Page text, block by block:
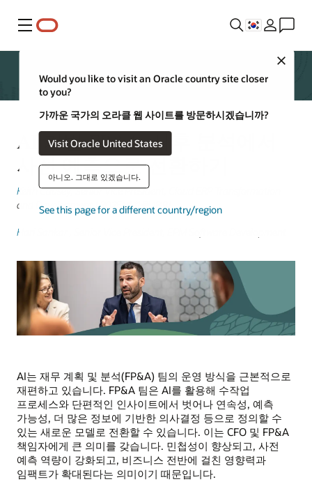
메뉴
Would you like to visit an Oracle country site closer
to you?
가까운 국가의 오라클 웹 사이트를 방문하시겠습니까?
Visit Oracle United States
아니오. 그대로 있겠습니다.
See this page for a different country/region
AI 기반 FP&A: 사후 분석에서
사전 예측으로 전환하기
Keith Causey, Senior Vice President, Cloud ERP Transformation
and Development | 2025년 11월 18일
Hari Sankar
AI는 재무 계획 및 분석(FP&A) 팀의 운영 방식을 근본적으로
재편하고 있습니다. FP&A 팀은 AI를 활용해 수작업
프로세스와 단편적인 인사이트에서 벗어나 연속성, 예측
가능성, 더 많은 정보에 기반한 의사결정 등으로 정의할 수
있는 새로운 모델로 전환할 수 있습니다. 이는 CFO 및 FP&A
책임자에게 큰 의미를 갖습니다. 민첩성이 향상되고, 사전
예측 역량이 강화되고, 비즈니스 전반에 걸친 영향력과
임팩트가 확대된다는 의미이기 때문입니다.